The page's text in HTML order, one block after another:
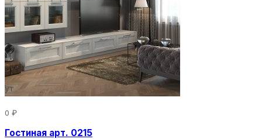
0 ₽
Гостиная арт. 0215